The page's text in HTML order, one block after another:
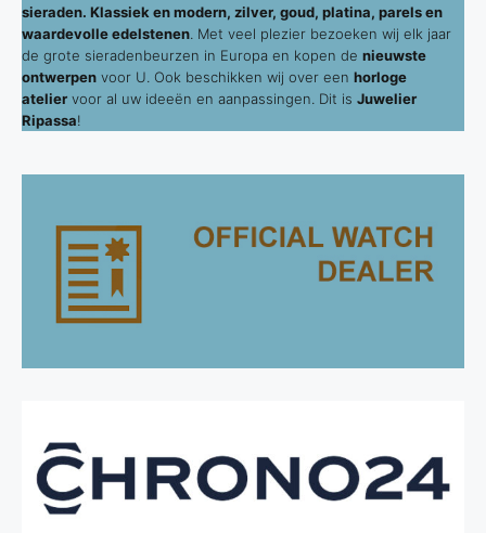
sieraden. Klassiek en modern, zilver, goud, platina, parels en
waardevolle edelstenen . Met veel plezier bezoeken wij elk jaar
de grote sieradenbeurzen in Europa en kopen de nieuwste
ontwerpen voor U. Ook beschikken wij over een horloge
atelier voor al uw ideeën en aanpassingen. Dit is Juwelier
Ripassa!